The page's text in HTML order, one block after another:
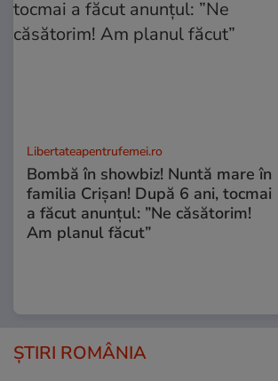
Libertateapentrufemei.ro
Bombă în showbiz! Nuntă mare în
familia Crișan! După 6 ani, tocmai
a făcut anunțul: ”Ne căsătorim!
Am planul făcut”
ȘTIRI ROMÂNIA